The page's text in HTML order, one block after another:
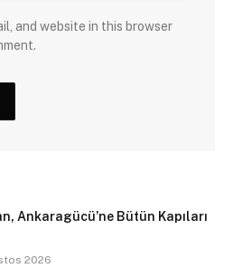
and website in this browser
Ankaragücü’ne Bütün Kapıları
2026